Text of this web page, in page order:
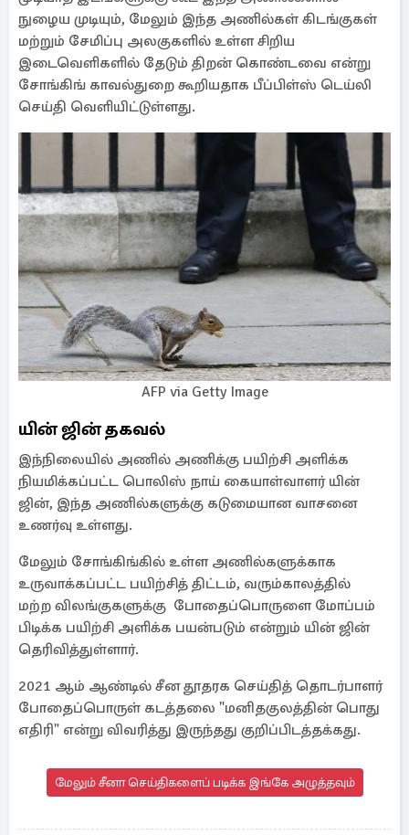
நுழைய முடியும், மேலும் இந்த அணில்கள் கிடங்குகள்
மற்றும் சேமிப்பு அலகுகளில் உள்ள சிறிய
இடைவெளிகளில் தேடும் திறன் கொண்டவை என்று
சோங்கிங் காவல்துறை கூறியதாக பீப்பிள்ஸ் டெய்லி
செய்தி வெளியிட்டுள்ளது.
AFP via Getty Image
யின் ஜின் தகவல்
இந்நிலையில் அணில் அணிக்கு பயிற்சி அளிக்க
நியமிக்கப்பட்ட பொலிஸ் நாய் கையாள்வாளர் யின்
ஜின், இந்த அணில்களுக்கு கடுமையான வாசனை
உணர்வு உள்ளது.
மேலும் சோங்கிங்கில் உள்ள அணில்களுக்காக
உருவாக்கப்பட்ட பயிற்சித் திட்டம், வரும்காலத்தில்
மற்ற விலங்குகளுக்கு போதைப்பொருளை மோப்பம்
பிடிக்க பயிற்சி அளிக்க பயன்படும் என்றும் யின் ஜின்
தெரிவித்துள்ளார்.
2021 ஆம் ஆண்டில் சீன தூதரக செய்தித் தொடர்பாளர்
போதைப்பொருள் கடத்தலை "மனிதகுலத்தின் பொது
எதிரி" என்று விவரித்து இருந்தது குறிப்பிடத்தக்கது.
மேலும் சீனா செய்திகளைப் படிக்க இங்கே அழுத்தவும்